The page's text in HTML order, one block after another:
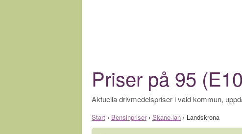
Priser på 95
Aktuella drivmedelspriser i vald kommun,
Start › Bensinpriser› Skane-lan › Landskrona